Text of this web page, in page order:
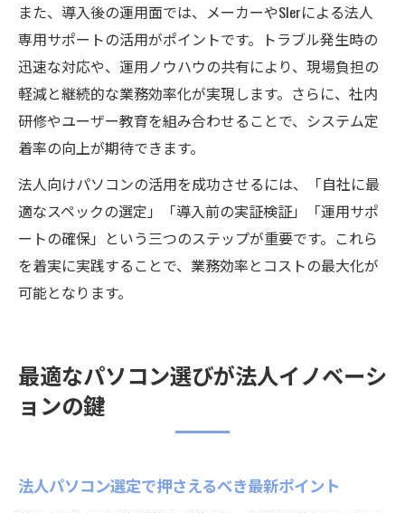
また、導入後の運用面では、メーカーやSIerによる法人
専用サポートの活用がポイントです。トラブル発生時の
迅速な対応や、運用ノウハウの共有により、現場負担の
軽減と継続的な業務効率化が実現します。さらに、社内
研修やユーザー教育を組み合わせることで、システム定
着率の向上が期待できます。
法人向けパソコンの活用を成功させるには、「自社に最
適なスペックの選定」「導入前の実証検証」「運用サポ
ートの確保」という三つのステップが重要です。これら
を着実に実践することで、業務効率とコストの最大化が
可能となります。
最適なパソコン選びが法人イノベーシ
ョンの鍵
法人パソコン選定で押さえるべき最新ポイント